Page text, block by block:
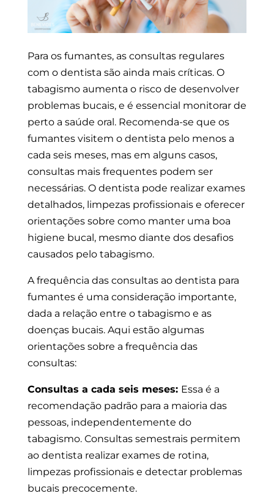
Para os fumantes, as consultas regulares
com o dentista são ainda mais críticas. O
tabagismo aumenta o risco de desenvolver
problemas bucais, e é essencial monitorar de
perto a saúde oral. Recomenda-se que os
fumantes visitem o dentista pelo menos a
cada seis meses, mas em alguns casos,
consultas mais frequentes podem ser
necessárias. O dentista pode realizar exames
detalhados, limpezas profissionais e oferecer
orientações sobre como manter uma boa
higiene bucal, mesmo diante dos desafios
causados pelo tabagismo.
A frequência das consultas ao dentista para
fumantes é uma consideração importante,
dada a relação entre o tabagismo e as
doenças bucais. Aqui estão algumas
orientações sobre a frequência das
consultas:
Consultas a cada seis meses: Essa é a
recomendação padrão para a maioria das
pessoas, independentemente do
tabagismo. Consultas semestrais permitem
ao dentista realizar exames de rotina,
limpezas profissionais e detectar problemas
bucais precocemente.